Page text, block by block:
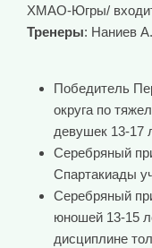
ХМАО-Югры/
Тренеры: Наниев
Победитель
округа по
девушек 13-17
Серебряный
Спартакиады
Серебряный
юношей 13-15
дисциплине